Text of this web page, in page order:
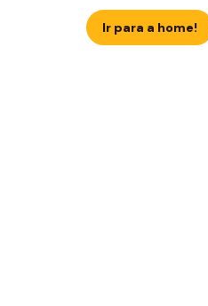
Ir para a home!